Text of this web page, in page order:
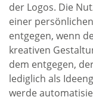
der Logos. Die
einer
entgegen, wenn
kreativen
dem entgegen,
lediglich als
werde